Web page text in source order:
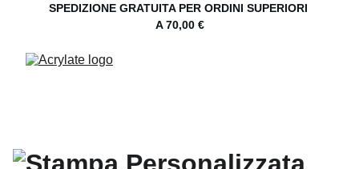
SPEDIZIONE GRATUITA PER ORDINI SUPERIORI
A 70,00 €